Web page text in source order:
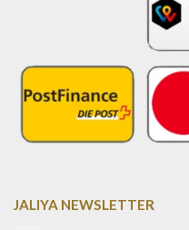
JALIYA NEWSLETTER